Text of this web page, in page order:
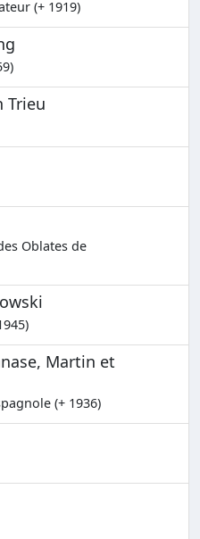
(+ 1919)
Trieu
Oblates de
Martin et
(+ 1936)